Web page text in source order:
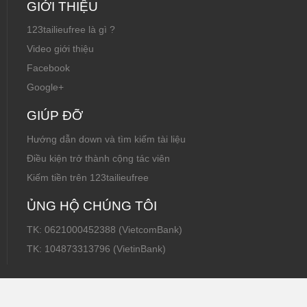
GIỚI THIỆU
123tailieufree là gì ?
Video giới thiệu
Facebook
Google+
GIÚP ĐỠ
Hướng dẫn down và tìm kiếm tài liệu
Điều kiện trở thành cộng tác viên
Kiếm tiền trên 123tailieufree
ỦNG HỘ CHÚNG TÔI
TK: 0621000452388 (VietcomBank)
TK: 104873313796 (VietinBank)